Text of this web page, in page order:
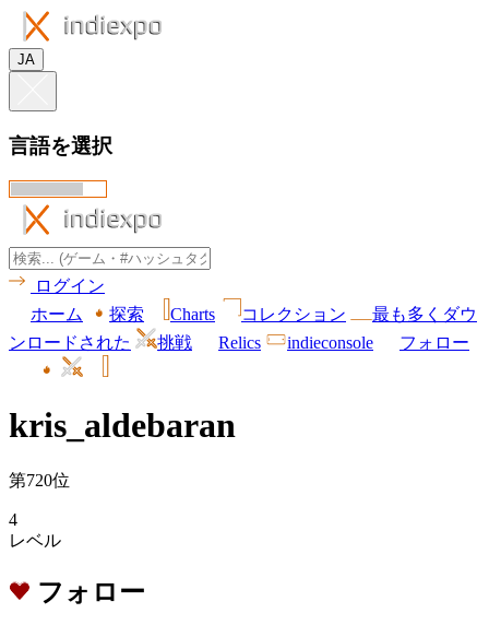
JA
言語を選択
ログイン
ホーム
探索 Charts コレクション
最も多くダウ
ンロードされた
挑戦 Relics indieconsole フォロー
kris_aldebaran
第720位
4
レベル
フォロー